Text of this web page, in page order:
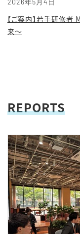
【ご案内】若手研修者
来～
REPORTS